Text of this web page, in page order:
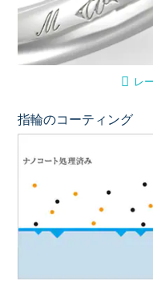
レ
指輪のコーティング